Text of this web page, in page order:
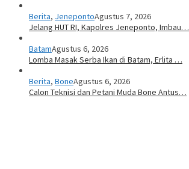
Berita, JenepontoAgustus 7, 2026
Jelang HUT RI, Kapolres Jeneponto, Imbau…
BatamAgustus 6, 2026
Lomba Masak Serba Ikan di Batam, Erlita …
Berita, BoneAgustus 6, 2026
Calon Teknisi dan Petani Muda Bone Antus…